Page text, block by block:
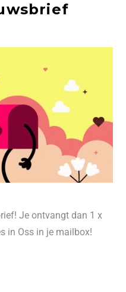
Je ontvangt dan 1 x
in Oss in je mailbox!